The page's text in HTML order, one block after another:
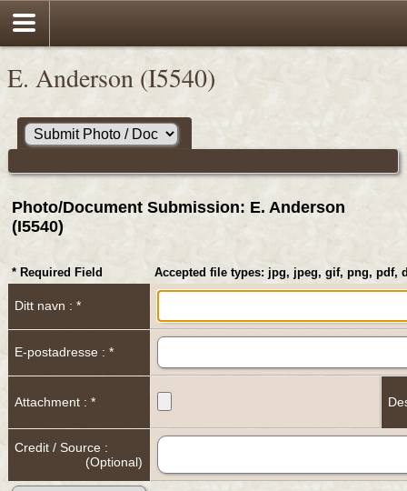
E. Anderson (I5540)
Photo/Document Submission: E. Anderson
(I5540)
* Required Field Accepted file types: jpg, jpeg, gif, png, pdf,
Ditt navn : *
E-postadresse : *
Attachment : *
Credit / Source :
(Optional)